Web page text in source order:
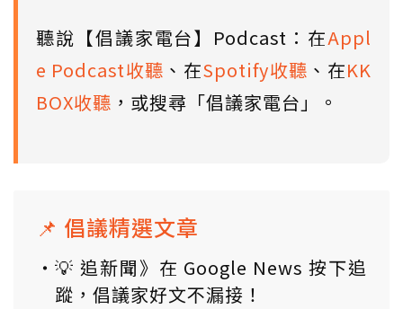
聽說【倡議家電台】Podcast：在Appl
e Podcast收聽 、在Spotify收聽 、在KK
BOX收聽 ，或搜尋「倡議家電台」。
📌 倡議精選文章
💡 追新聞》在 Google News 按下追
蹤，倡議家好文不漏接！